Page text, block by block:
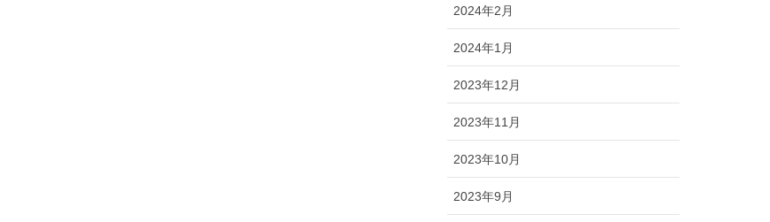
2024年2月
2024年1月
2023年12月
2023年11月
2023年10月
2023年9月